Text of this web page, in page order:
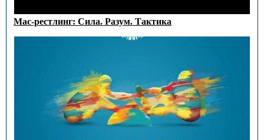
Мас-рестлинг: Сила. Разум. Тактика